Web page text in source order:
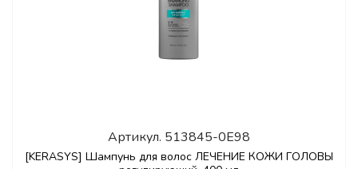
Артикул. 513845-0E98
[KERASYS] Шампунь для волос ЛЕЧЕНИЕ КОЖИ ГОЛОВЫ